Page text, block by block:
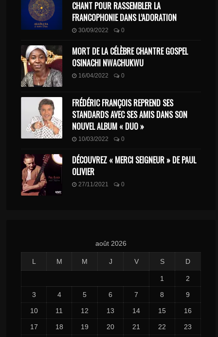
CHANT POUR RASSEMBLER LA
FRANCOPHONIE DANS L’ADORATION
30/09/2022 0
MORT DE LA CÉLÈBRE CHANTRE GOSPEL
OSINACHI NWACHUKWU
16/04/2022 0
FRÉDÉRIC FRANÇOIS REPREND SES
STANDARDS AVEC SES AMIS DANS SON
NOUVEL ALBUM « DUO »
10/03/2022 0
DÉCOUVREZ « MERCI SEIGNEUR » DE PAUL
OLIVIER
27/11/2021 0
août 2026
L M M J V S D
1 2
3 4 5 6 7 8 9
10 11 12 13 14 15 16
17 18 19 20 21 22 23